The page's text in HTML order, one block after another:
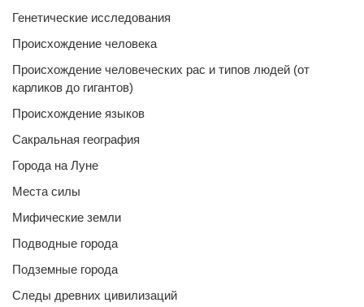
Генетические исследования
Происхождение человека
Происхождение человеческих рас и типов людей (от
карликов до гигантов)
Происхождение языков
Сакральная география
Города на Луне
Места силы
Мифические земли
Подводные города
Подземные города
Следы древних цивилизаций